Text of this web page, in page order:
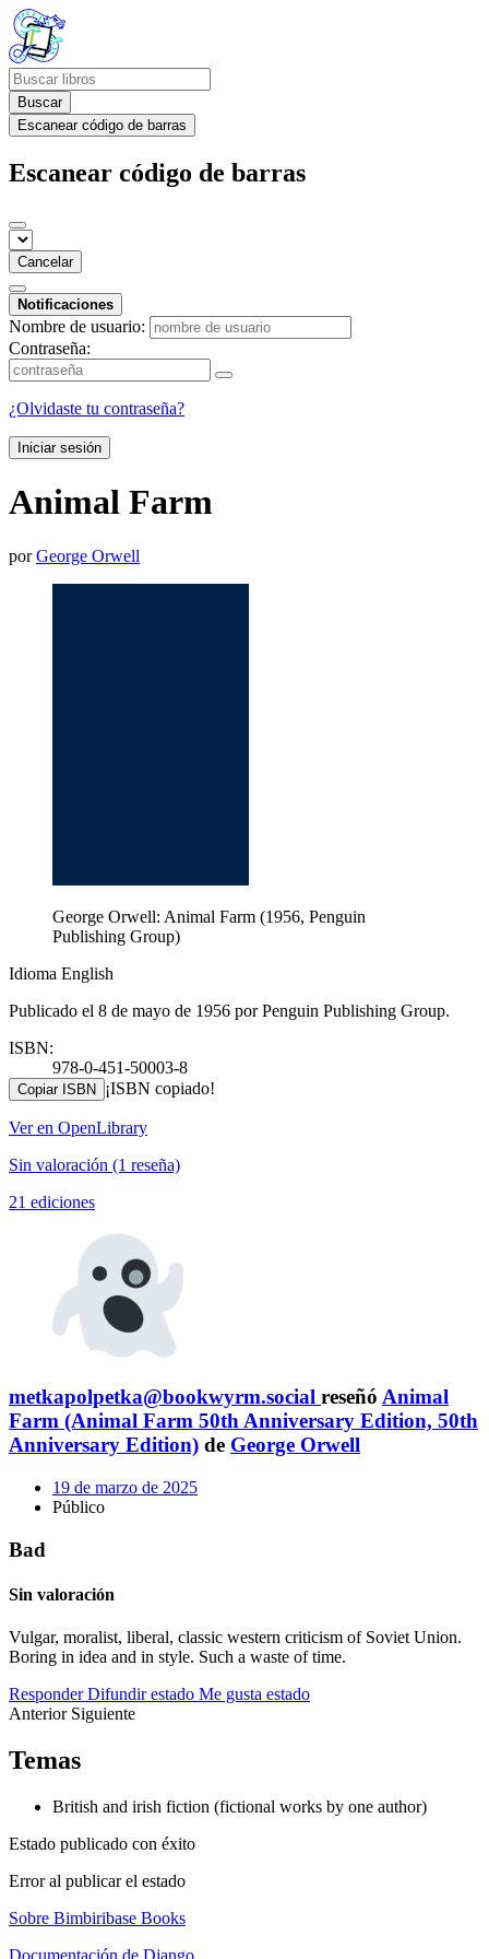
Buscar
Escanear código de barras
Escanear código de barras
Cancelar
Notificaciones
Nombre de usuario:
Contraseña:
¿Olvidaste tu contraseña?
Iniciar sesión
Animal Farm
porGeorge Orwell
George Orwell: Animal Farm (1956, Penguin
Publishing Group)
Idioma English
Publicado el 8 de mayo de 1956 por Penguin Publishing Group.
ISBN:
978-0-451-50003-8
Copiar ISBN ¡ISBN copiado!
Ver en OpenLibrary
Sin valoración (1 reseña)
21 ediciones
metkapolpetka@bookwyrm.social reseñó Animal
Farm (Animal Farm 50th Anniversary Edition, 50th
Anniversary Edition) de George Orwell
19 de marzo de 2025
Público
Bad
Sin valoración
Vulgar, moralist, liberal, classic western criticism of Soviet Union.
Boring in idea and in style. Such a waste of time.
Responder Difundir estado Me gusta estado
Anterior Siguiente
Temas
British and irish fiction (fictional works by one author)
Estado publicado con éxito
Error al publicar el estado
Sobre Bimbiribase Books